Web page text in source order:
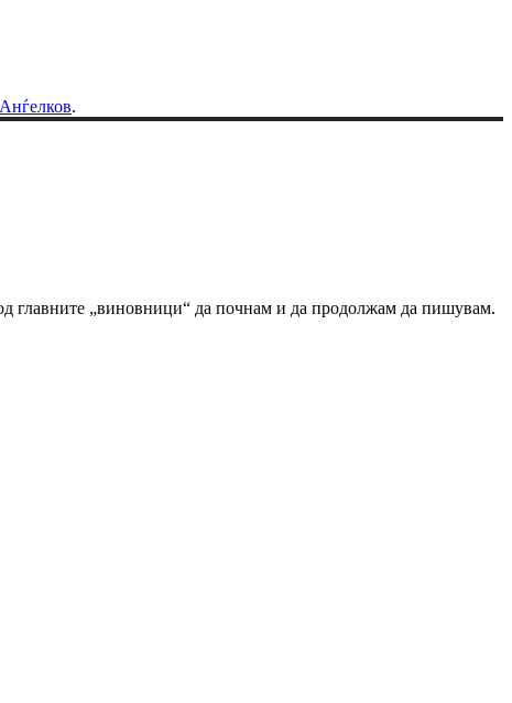
.
главните „виновници“ да почнам и да продолжам да пишувам.